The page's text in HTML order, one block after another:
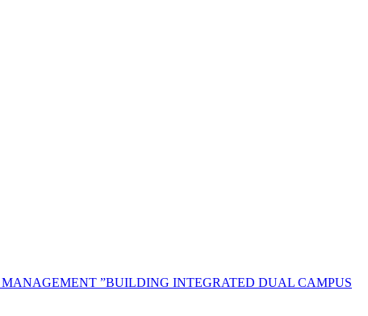
”BUILDING INTEGRATED DUAL CAMPUS